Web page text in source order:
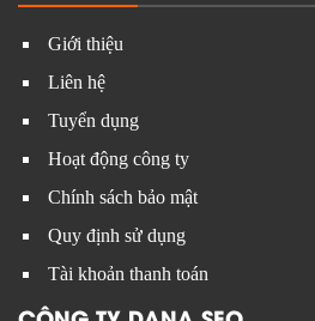
Giới thiệu
Liên hệ
Tuyển dụng
Hoạt động công ty
Chính sách bảo mật
Quy định sử dụng
Tài khoản thanh toán